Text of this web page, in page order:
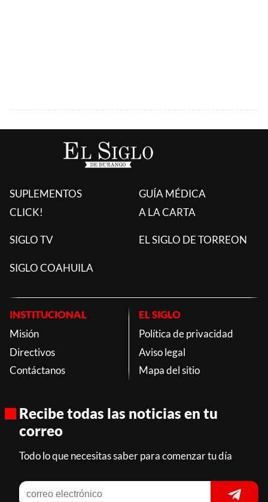
SUPLEMENTOS
CLICK!
GUÍA MÉDICA
A LA CARTA
SIGLO TV EL SIGLO DE TORREON
SIGLO COAHUILA
INSTITUCIONAL
Misión
Directivos
Contáctanos
EL SIGLO
Política de privacidad
Aviso legal
Mapa del sitio
Recibe todas las noticias en tu
correo
Todo lo que necesitas saber para comenzar tu día